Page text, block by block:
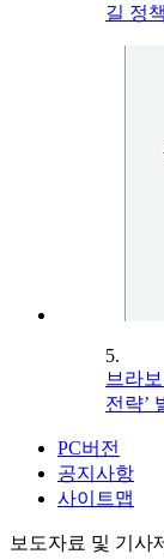
길 정
5.
브라
전략’
PC버전
공지사항
사이트맵
보도자료 및 기사